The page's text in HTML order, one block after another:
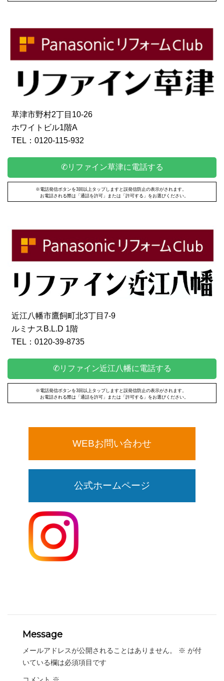
草津市野村2丁目10-26
ホワイトビル1階A
TEL：0120-115-932
✆リファイン草津に電話する
※電話発信ボタンを3回以上タップしますと誤発信防止の表示がされます。
お電話される際は「通話を許可」または「許可する」をお選びください。
近江八幡市鷹飼町北3丁目7-9
ルミナスB.L.D 1階
TEL：0120-39-8735
✆リファイン近江八幡に電話する
※電話発信ボタンを3回以上タップしますと誤発信防止の表示がされます。
お電話される際は「通話を許可」または「許可する」をお選びください。
WEBお問い合わせ
公式ホームページ
Message
メールアドレスが公開されることはありません。 ※ が付
いている欄は必須項目です
コメント ※